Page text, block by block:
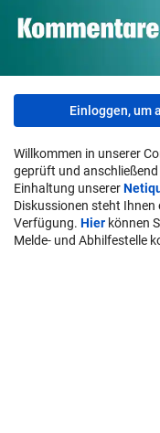
Einloggen, um
Willkommen in unserer
geprüft und
Einhaltung unserer
Diskussionen steht Ihnen
Verfügung. Hier können
Melde- und Abhilfestelle